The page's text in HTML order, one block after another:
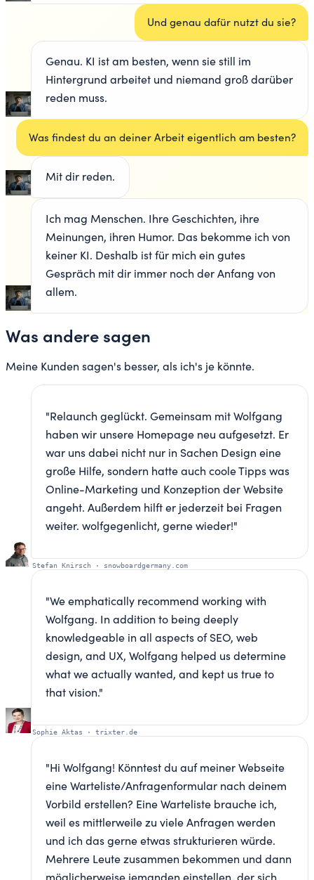
Und genau dafür nutzt du sie?
Genau. KI ist am besten, wenn sie still im
Hintergrund arbeitet und niemand groß darüber
reden muss.
Was findest du an deiner Arbeit eigentlich am besten?
Mit dir reden.
Ich mag Menschen. Ihre Geschichten, ihre
Meinungen, ihren Humor. Das bekomme ich von
keiner KI. Deshalb ist für mich ein gutes
Gespräch mit dir immer noch der Anfang von
allem.
Was andere sagen
Meine Kunden sagen's besser, als ich's je könnte.
"Relaunch geglückt. Gemeinsam mit Wolfgang
haben wir unsere Homepage neu aufgesetzt. Er
war uns dabei nicht nur in Sachen Design eine
große Hilfe, sondern hatte auch coole Tipps was
Online-Marketing und Konzeption der Website
angeht. Außerdem hilft er jederzeit bei Fragen
weiter. wolfgegenlicht, gerne wieder!"
Stefan Knirsch · snowboardgermany.com
"We emphatically recommend working with
Wolfgang. In addition to being deeply
knowledgeable in all aspects of SEO, web
design, and UX, Wolfgang helped us determine
what we actually wanted, and kept us true to
that vision."
Sophie Aktas · trixter.de
"Hi Wolfgang! Könntest du auf meiner Webseite
eine Warteliste/Anfragenformular nach deinem
Vorbild erstellen? Eine Warteliste brauche ich,
weil es mittlerweile zu viele Anfragen werden
und ich das gerne etwas strukturieren würde.
Mehrere Leute zusammen bekommen und dann